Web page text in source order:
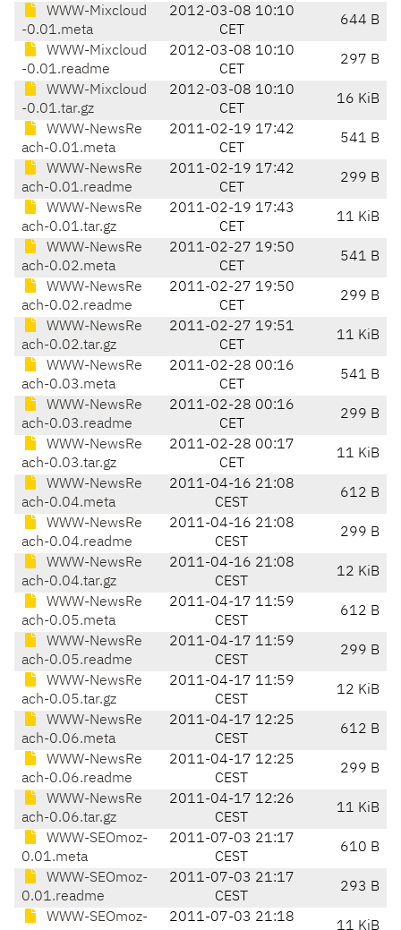
WWW-Mixcloud
-0.01.meta
2012-03-08 10:10
CET
644 B
WWW-Mixcloud
-0.01.readme
2012-03-08 10:10
CET
297 B
WWW-Mixcloud
-0.01.tar.gz
2012-03-08 10:10
CET
16 KiB
WWW-NewsRe
ach-0.01.meta
2011-02-19 17:42
CET
541 B
WWW-NewsRe
ach-0.01.readme
2011-02-19 17:42
CET
299 B
WWW-NewsRe
ach-0.01.tar.gz
2011-02-19 17:43
CET
11 KiB
WWW-NewsRe
ach-0.02.meta
2011-02-27 19:50
CET
541 B
WWW-NewsRe
ach-0.02.readme
2011-02-27 19:50
CET
299 B
WWW-NewsRe
ach-0.02.tar.gz
2011-02-27 19:51
CET
11 KiB
WWW-NewsRe
ach-0.03.meta
2011-02-28 00:16
CET
541 B
WWW-NewsRe
ach-0.03.readme
2011-02-28 00:16
CET
299 B
WWW-NewsRe
ach-0.03.tar.gz
2011-02-28 00:17
CET
11 KiB
WWW-NewsRe
ach-0.04.meta
2011-04-16 21:08
CEST
612 B
WWW-NewsRe
ach-0.04.readme
2011-04-16 21:08
CEST
299 B
WWW-NewsRe
ach-0.04.tar.gz
2011-04-16 21:08
CEST
12 KiB
WWW-NewsRe
ach-0.05.meta
2011-04-17 11:59
CEST
612 B
WWW-NewsRe
ach-0.05.readme
2011-04-17 11:59
CEST
299 B
WWW-NewsRe
ach-0.05.tar.gz
2011-04-17 11:59
CEST
12 KiB
WWW-NewsRe
ach-0.06.meta
2011-04-17 12:25
CEST
612 B
WWW-NewsRe
ach-0.06.readme
2011-04-17 12:25
CEST
299 B
WWW-NewsRe
ach-0.06.tar.gz
2011-04-17 12:26
CEST
11 KiB
WWW-SEOmoz-
0.01.meta
2011-07-03 21:17
CEST
610 B
WWW-SEOmoz-
0.01.readme
2011-07-03 21:17
CEST
293 B
WWW-SEOmoz-
2011-07-03 21:18
11 KiB